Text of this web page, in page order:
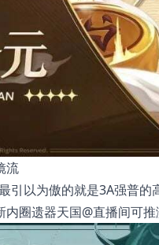
流
引以为傲的就是3A强普
圈遗器天国@直播间可